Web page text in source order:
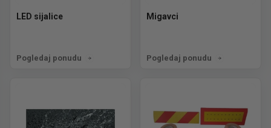
LED sijalice
Pogledaj ponudu
Migavci
Pogledaj ponudu